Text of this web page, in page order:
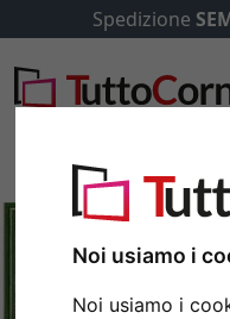
Noi usiamo i
Noi usiamo i
Spedizione